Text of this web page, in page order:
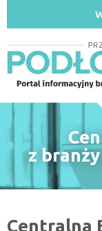
z
Centralna